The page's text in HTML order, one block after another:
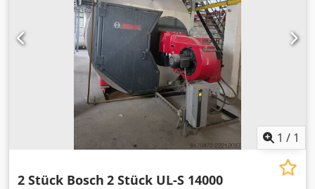
1 / 1
2 Stück Bosch 2 Stück UL-S 14000